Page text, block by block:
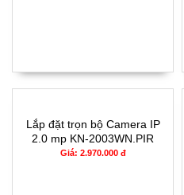
Lắp đặt trọn bộ Camera IP
2.0 mp KN-2003WN.PIR
Giá: 2.970.000 đ